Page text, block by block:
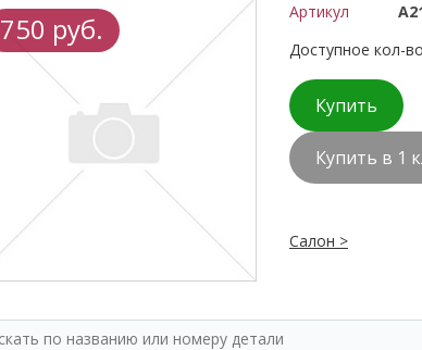
750 руб. Артикул
Доступное кол-
Купить
Купить в 1
Салон >